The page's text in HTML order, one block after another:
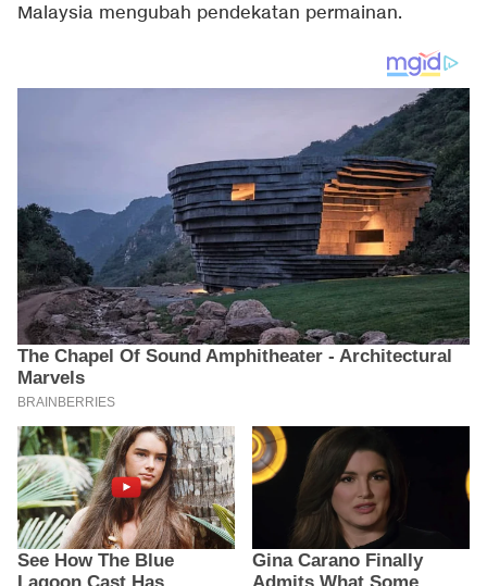
Malaysia mengubah pendekatan permainan.